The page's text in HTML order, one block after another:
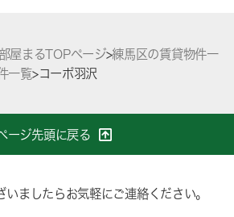
屋まるTOPページ>練馬区の賃貸物件一
一覧>コーポ羽沢
ージ先頭に戻る
いましたらお気軽にご連絡ください。